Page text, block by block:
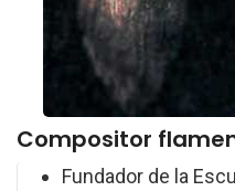
Compositor
Fundador de la